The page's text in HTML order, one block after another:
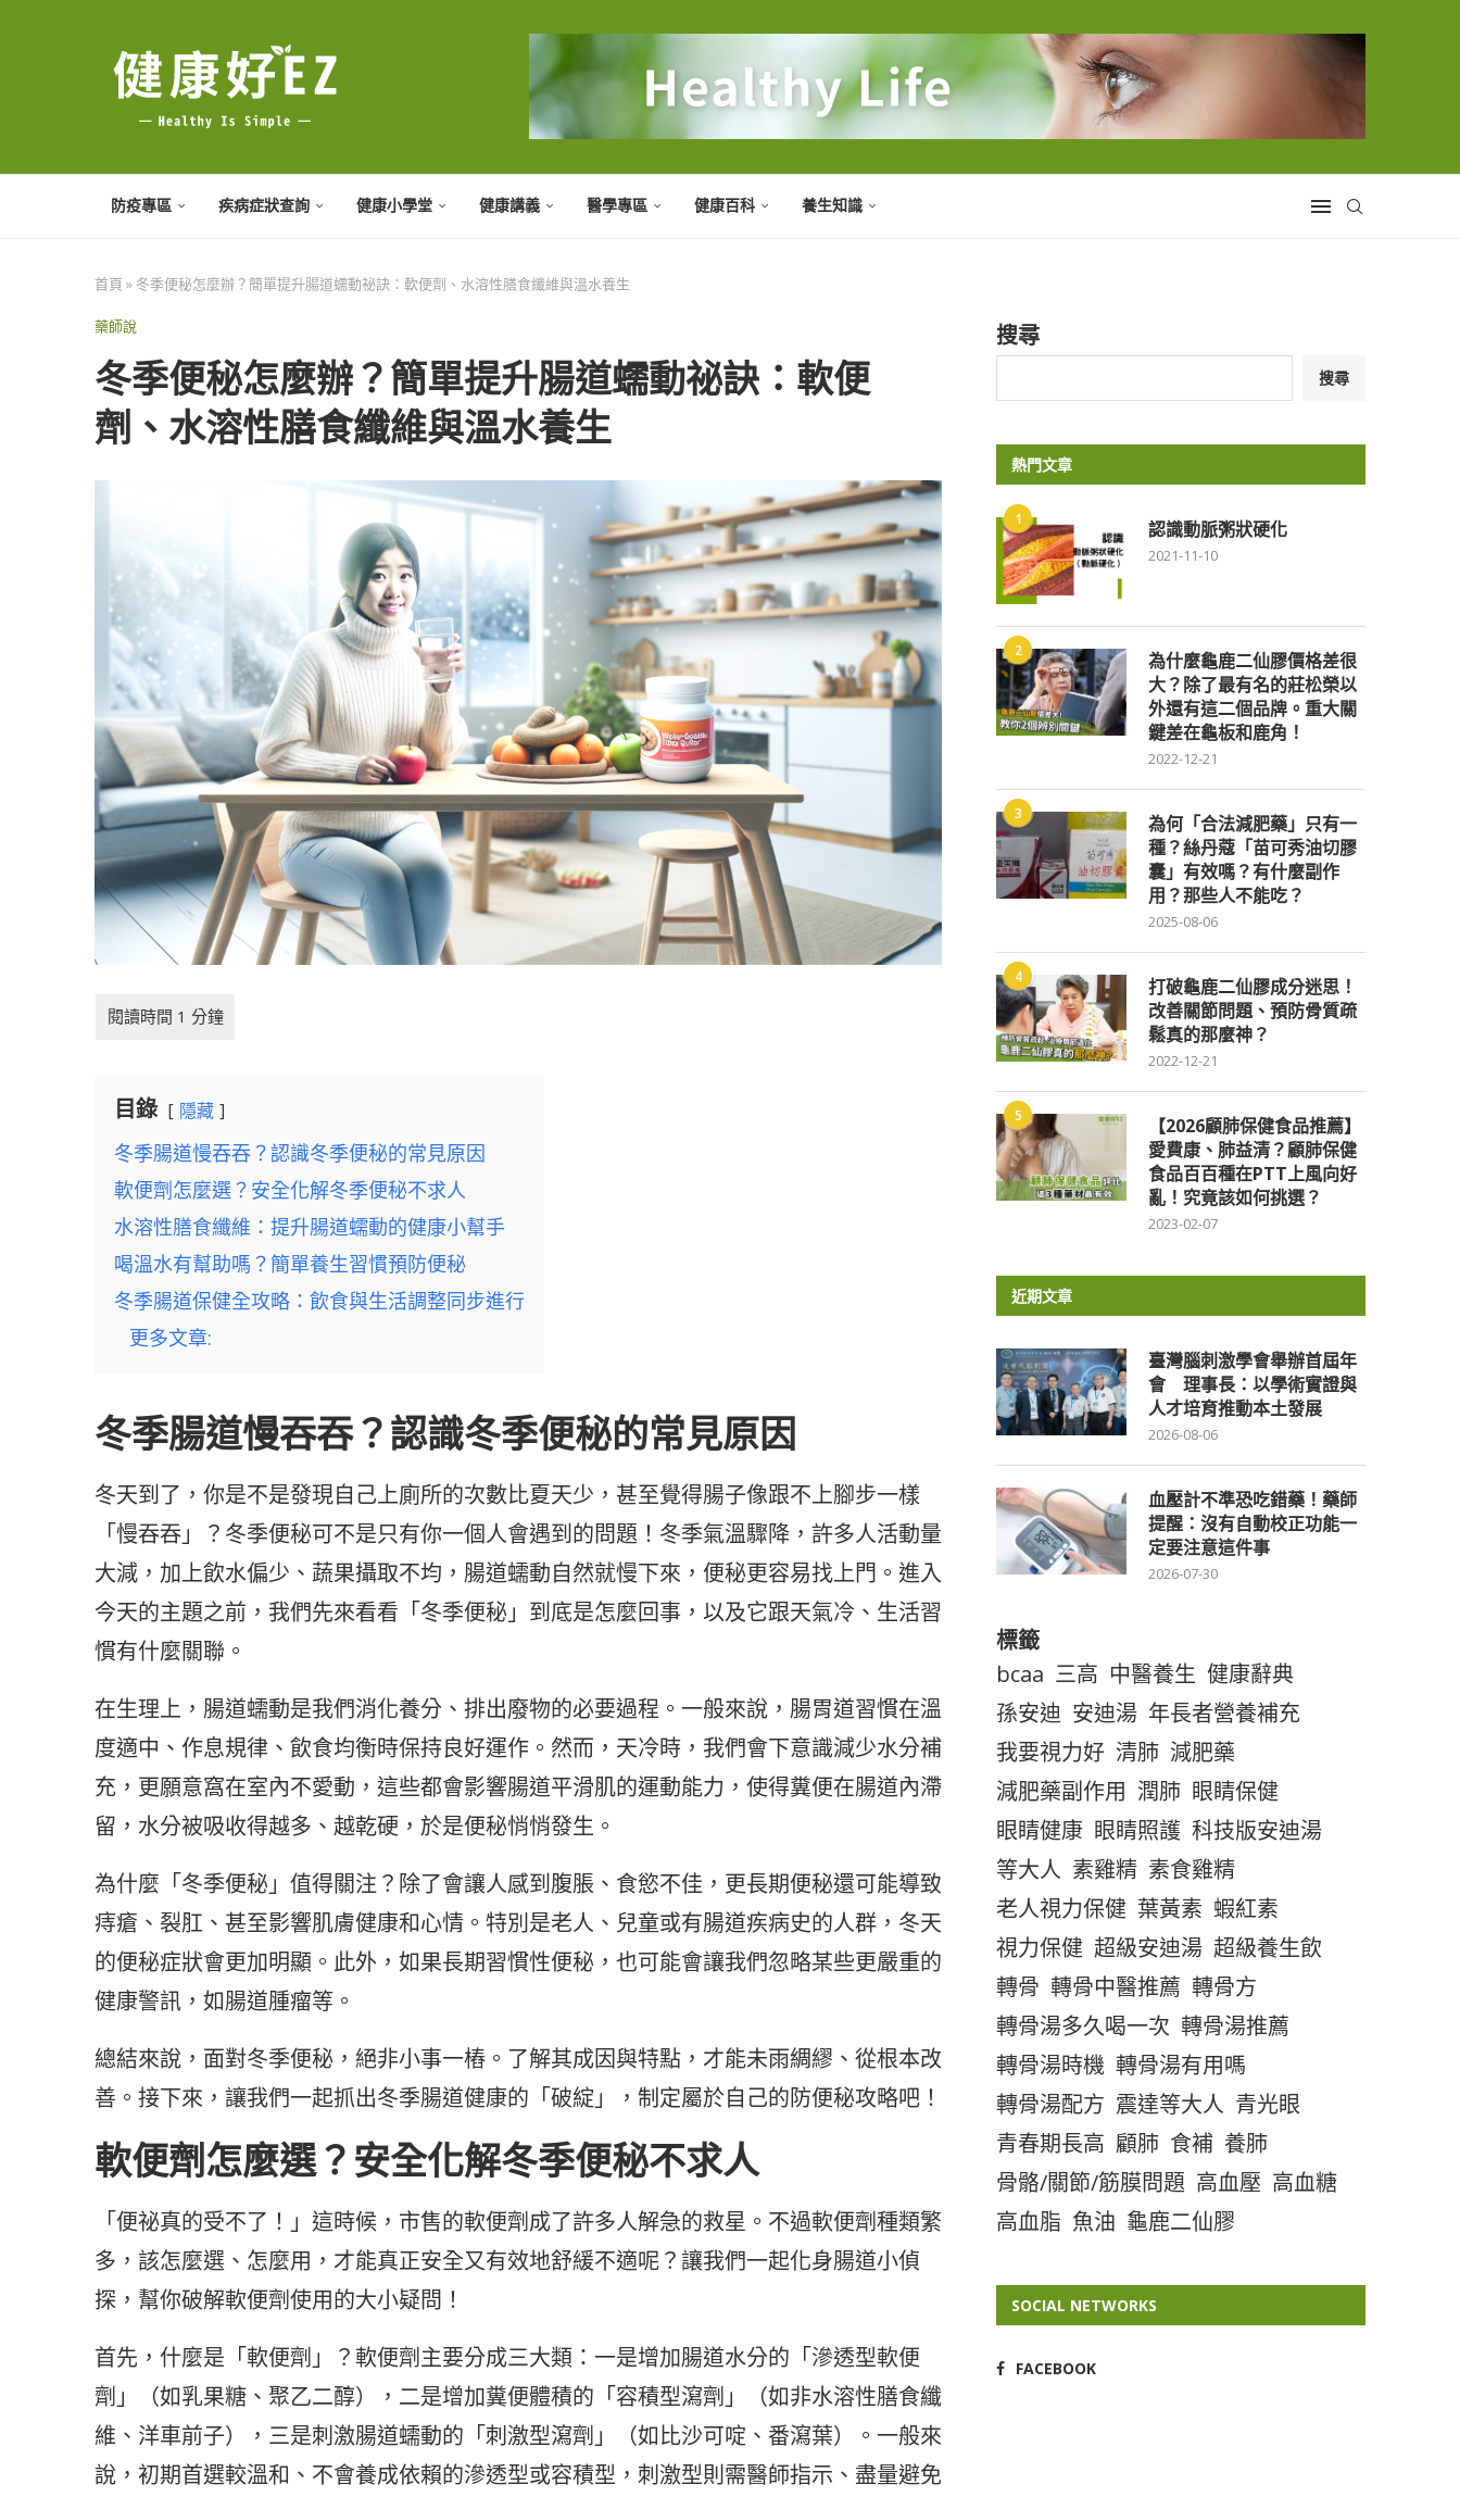
防疫專區 疾病症狀查詢 健康小學堂 健康講義 醫學專區 健康百科 養生知識
首頁 » 冬季便秘怎麼辦？簡單提升腸道蠕動祕訣：軟便劑、水溶性膳食纖維與溫水養生
藥師說
冬季便秘怎麼辦？簡單提升腸道蠕動祕訣：軟便
劑、水溶性膳食纖維與溫水養生
目錄 隱藏
冬季腸道慢吞吞？認識冬季便秘的常見原因
軟便劑怎麼選？安全化解冬季便秘不求人
水溶性膳食纖維：提升腸道蠕動的健康小幫手
喝溫水有幫助嗎？簡單養生習慣預防便秘
冬季腸道保健全攻略：飲食與生活調整同步進行
更多文章:
冬季腸道慢吞吞？認識冬季便秘的常見原因
冬天到了，你是不是發現自己上廁所的次數比夏天少，甚至覺得腸子像跟不上腳步一樣
「慢吞吞」？冬季便秘可不是只有你一個人會遇到的問題！冬季氣溫驟降，許多人活動量
大減，加上飲水偏少、蔬果攝取不均，腸道蠕動自然就慢下來，便秘更容易找上門。進入
今天的主題之前，我們先來看看「冬季便秘」到底是怎麼回事，以及它跟天氣冷、生活習
慣有什麼關聯。
在生理上，腸道蠕動是我們消化養分、排出廢物的必要過程。一般來說，腸胃道習慣在溫
度適中、作息規律、飲食均衡時保持良好運作。然而，天冷時，我們會下意識減少水分補
充，更願意窩在室內不愛動，這些都會影響腸道平滑肌的運動能力，使得糞便在腸道內滯
留，水分被吸收得越多、越乾硬，於是便秘悄悄發生。
為什麼「冬季便秘」值得關注？除了會讓人感到腹脹、食慾不佳，更長期便秘還可能導致
痔瘡、裂肛、甚至影響肌膚健康和心情。特別是老人、兒童或有腸道疾病史的人群，冬天
的便秘症狀會更加明顯。此外，如果長期習慣性便秘，也可能會讓我們忽略某些更嚴重的
健康警訊，如腸道腫瘤等。
總結來說，面對冬季便秘，絕非小事一樁。了解其成因與特點，才能未雨綢繆、從根本改
善。接下來，讓我們一起抓出冬季腸道健康的「破綻」，制定屬於自己的防便秘攻略吧！
軟便劑怎麼選？安全化解冬季便秘不求人
「便祕真的受不了！」這時候，市售的軟便劑成了許多人解急的救星。不過軟便劑種類繁
多，該怎麼選、怎麼用，才能真正安全又有效地舒緩不適呢？讓我們一起化身腸道小偵
探，幫你破解軟便劑使用的大小疑問！
首先，什麼是「軟便劑」？軟便劑主要分成三大類：一是增加腸道水分的「滲透型軟便
劑」（如乳果糖、聚乙二醇），二是增加糞便體積的「容積型瀉劑」（如非水溶性膳食纖
維、洋車前子），三是刺激腸道蠕動的「刺激型瀉劑」（如比沙可啶、番瀉葉）。一般來
說，初期首選較溫和、不會養成依賴的滲透型或容積型，刺激型則需醫師指示、盡量避免
搜尋
搜尋
熱門文章
1 認識動脈粥狀硬化
2021-11-10
2
為什麼龜鹿二仙膠價格差很
大？除了最有名的莊松榮以
外還有這二個品牌。重大關
鍵差在龜板和鹿角！
2022-12-21
3
為何「合法減肥藥」只有一
種？絲丹蔻「苗可秀油切膠
囊」有效嗎？有什麼副作
用？那些人不能吃？
2025-08-06
4
打破龜鹿二仙膠成分迷思！
改善關節問題、預防骨質疏
鬆真的那麼神？
2022-12-21
5
【2026顧肺保健食品推薦】
愛費康、肺益清？顧肺保健
食品百百種在PTT上風向好
亂！究竟該如何挑選？
2023-02-07
近期文章
臺灣腦刺激學會舉辦首屆年
會 理事長：以學術實證與
人才培育推動本土發展
2026-08-06
血壓計不準恐吃錯藥！藥師
提醒：沒有自動校正功能一
定要注意這件事
2026-07-30
標籤
bcaa 三高 中醫養生 健康辭典
孫安迪 安迪湯 年長者營養補充
我要視力好 清肺 減肥藥
減肥藥副作用 潤肺 眼睛保健
眼睛健康 眼睛照護 科技版安迪湯
等大人 素雞精 素食雞精
老人視力保健 葉黃素 蝦紅素
視力保健 超級安迪湯 超級養生飲
轉骨 轉骨中醫推薦 轉骨方
轉骨湯多久喝一次 轉骨湯推薦
轉骨湯時機 轉骨湯有用嗎
轉骨湯配方 震達等大人 青光眼
青春期長高 顧肺 食補 養肺
骨骼/關節/筋膜問題 高血壓 高血糖
高血脂 魚油 龜鹿二仙膠
SOCIAL NETWORKS
FACEBOOK